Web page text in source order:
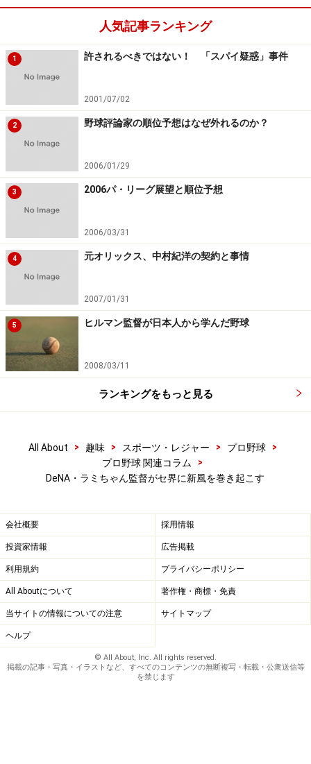
たい。筒香に期待している。梶谷もリーグを代表する選
手になりつつある。この2人を軸にしてまとめていけた
らと思う」と抱負を語った後、「これからはラミちゃん
忘れない。
監督としては未知数だが、人間的な魅力を持つラミレス
氏なだけに、ファンに愛されるチームを作ってくれそう
だ。
※記事内容は執筆時点のものです。最新の内容をご確認くださ
【編集部おすすめの購入サイト】
Amazonでプロ野球の関連商品をチェック！
人気記事ランキング
1 許されるべきではない！ 「スパイ疑惑」事件
2001/07/02
2 野球評論家の順位予想はなぜ外れるのか？
2006/01/29
3 2006パ・リーグ展望と順位予想
2006/03/31
4 元オリックス、中村紀洋の契約と事情
2007/01/31
5 ヒルマン監督が日本人から学んだ野球
2008/03/11
ランキングをもっと見る
All About > 趣味 > スポーツ・レジャー > プロ野球
>
プロ野球 関連コラム
>
DeNA・ラミちゃん監督がセ界に新風を巻き起こす
会社概要 採用情報
投資家情報 広告掲載
利用規約 プライバシーポリシー
All Aboutについて 著作権・商標・免責
当サイトの情報についての注意 サイトマップ
ヘルプ
© All About, Inc. All rights reserved.
掲載の記事・写真・イラストなど、すべてのコンテンツの無断複写・転載・公衆送信等
を禁じます